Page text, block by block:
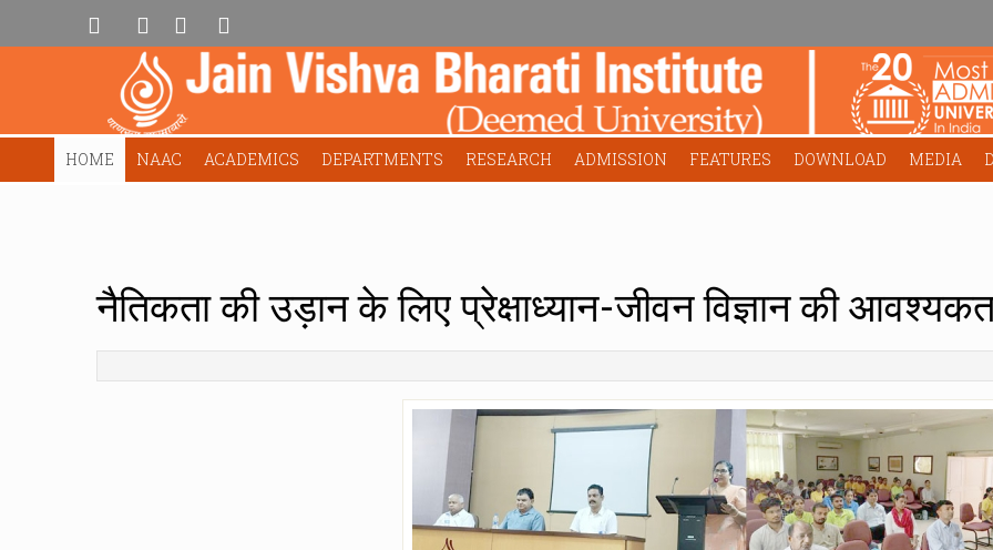
HOME NAAC ACADEMICS DEPARTMENTS RESEARCH ADMISSION FEATURES DOWNLOAD MEDIA
नैतिकता की उड़ान के लिए प्रेक्षाध्यान-जीवन विज्ञान की